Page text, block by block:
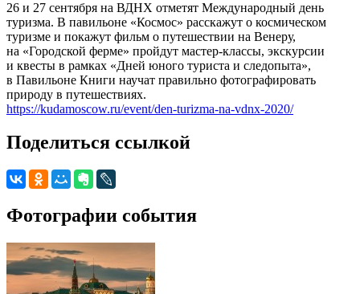
26 и 27 сентября на ВДНХ отметят Международный день
туризма. В павильоне «Космос» расскажут о космическом
туризме и покажут фильм о путешествии на Венеру,
на «Городской ферме» пройдут мастер-классы, экскурсии
и квесты в рамках «Дней юного туриста и следопыта»,
в Павильоне Книги научат правильно фотографировать
природу в путешествиях.
https://kudamoscow.ru/event/den-turizma-na-vdnx-2020/
Поделиться ссылкой
Фотографии события